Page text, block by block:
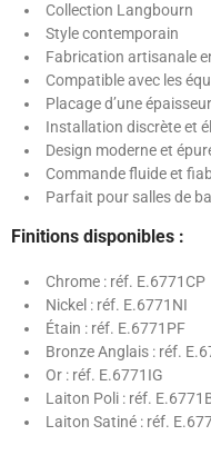
Collection Langbourn
Style contemporain
Fabrication artisanale
Compatible avec les
Placage d’une
Installation discrète et
Design moderne et
Commande fluide et
Parfait pour salles de
Finitions disponibles :
Chrome : réf. E.6771CP
Nickel : réf. E.6771NI
Étain : réf. E.6771PF
Bronze Anglais : réf.
Or : réf. E.6771IG
Laiton Poli : réf.
Laiton Satiné : réf.